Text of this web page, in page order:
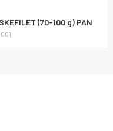
(70-100 g) PAN